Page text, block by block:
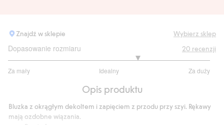
Znajdź w sklepie Wybierz sklep
Dopasowanie rozmiaru
Za mały Idealny Za duży
na
14
głosów
20 recenzji
Opis produktu
Bluzka z okrągłym dekoltem i zapięciem z przodu przy szyi. Rękawy
mają ozdobne wiązania.